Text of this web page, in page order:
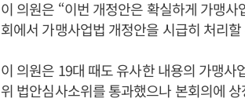
이 의원은 “이번 개정안은 확실하게 가맹
회에서 가맹사업법 개정안을 시급히 처리
이 의원은 19대 때도 유사한 내용의 가맹
위 법안심사소위를 통과했으나 본회의에